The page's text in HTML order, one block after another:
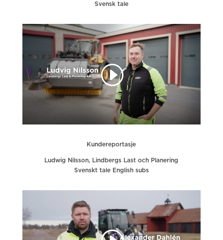
Svensk tale
Kundereportasje
Ludwig Nilsson, Lindbergs Last och Planering
Svenskt tale English subs